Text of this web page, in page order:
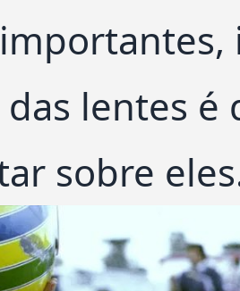
lentes é
sobre